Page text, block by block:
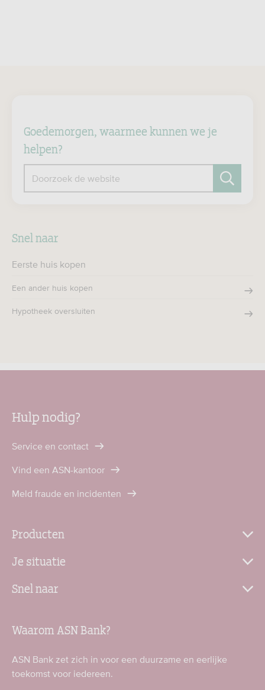
Goedemorgen, waarmee kunnen we je
helpen?
Doorzoek de website
Snel naar
Eerste huis kopen
Een ander huis kopen
Hypotheek oversluiten
Hulp nodig?
Service en contact
Vind een ASN-kantoor
Meld fraude en incidenten
Producten
Je situatie
Snel naar
Waarom ASN Bank?
ASN Bank zet zich in voor een duurzame en eerlijke
toekomst voor iedereen.